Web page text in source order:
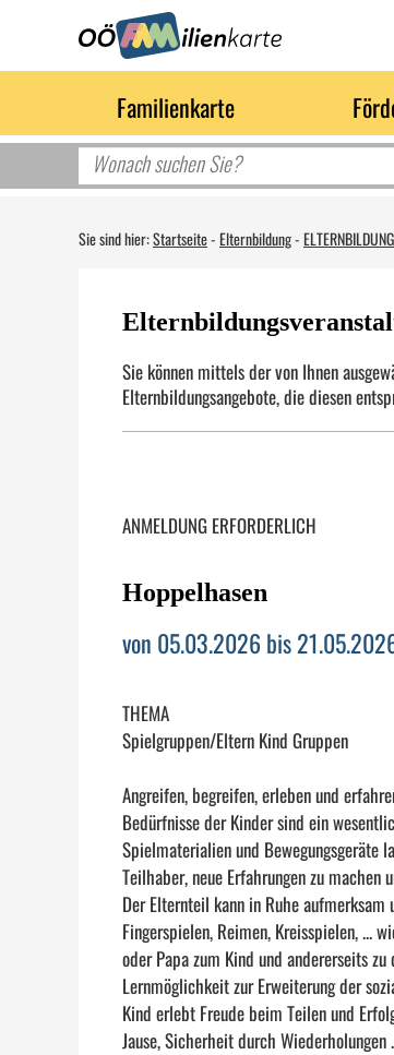
Familienkarte
Sie sind hier:Startseite-Elternbildung-
Sie können mittels der von Ihnen
Elternbildungsangebote, die diesen
ANMELDUNG ERFORDERLICH
Hoppelhasen
von 05.03.2026 bis
THEMA
Spielgruppen/Eltern Kind Gruppen
Angreifen, begreifen, erleben und
Bedürfnisse der Kinder sind ein
Spielmaterialien und Bewegungsgeräte
Teilhaber, neue Erfahrungen zu machen
Der Elternteil kann in Ruhe
Fingerspielen, Reimen, Kreisspielen, ...
oder Papa zum Kind und andererseits
Lernmöglichkeit zur Erweiterung der
Kind erlebt Freude beim Teilen und
Jause, Sicherheit durch Wiederholungen